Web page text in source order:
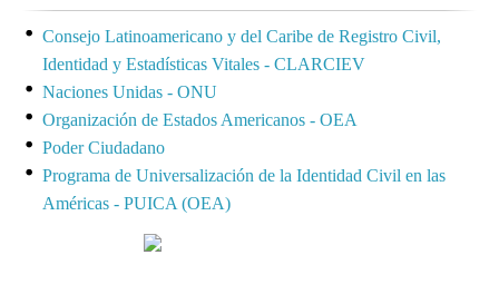
Consejo Latinoamericano y del Caribe de Registro Civil,
Identidad y Estadísticas Vitales - CLARCIEV
Naciones Unidas - ONU
Organización de Estados Americanos - OEA
Poder Ciudadano
Programa de Universalización de la Identidad Civil en las
Américas - PUICA (OEA)